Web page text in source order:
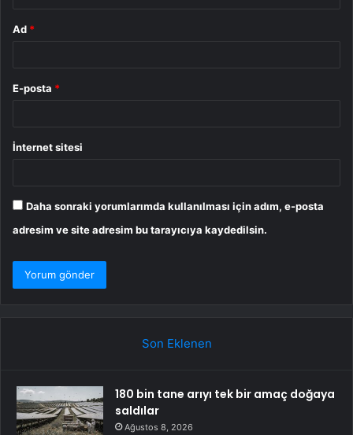
Ad *
E-posta *
İnternet sitesi
Daha sonraki yorumlarımda kullanılması için adım, e-posta
adresim ve site adresim bu tarayıcıya kaydedilsin.
Son Eklenen
180 bin tane arıyı tek bir amaç doğaya
saldılar
Ağustos 8, 2026